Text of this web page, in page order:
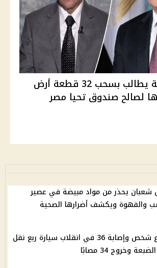
توفيق عكاشة يطالب بسحب 32 قطعة أرض
لصالح صندوق تحيا مصر
شعبان يحذر من مواد مبيضة في عصير
والقهوة ويكشف أضرارها الصحية
مصرع شخص وإصابة 36 في انقلاب سيارة ربع نقل
وخروج 34 مصابًا